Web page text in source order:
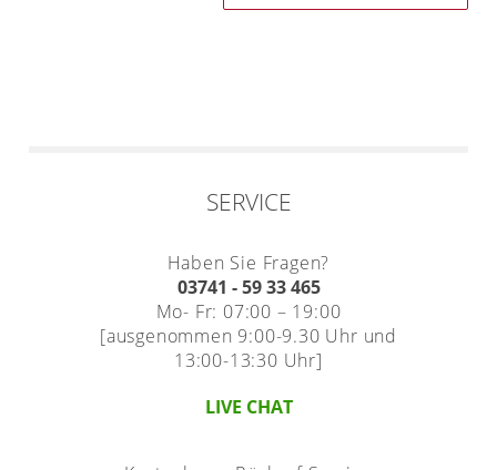
SERVICE
Haben Sie Fragen?
03741 - 59 33 465
Mo- Fr: 07:00 – 19:00
[ausgenommen 9:00-9.30 Uhr und
13:00-13:30 Uhr]
LIVE CHAT